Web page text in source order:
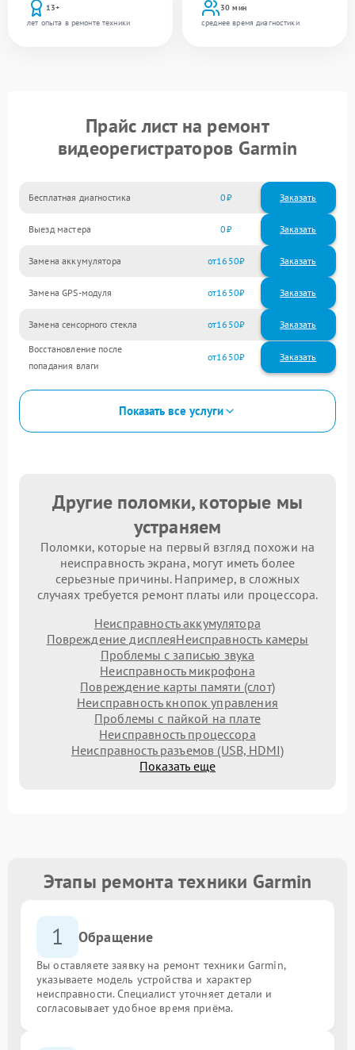
13+
лет опыта в ремонте техники
30 мин
среднее время диагностики
Прайс лист на ремонт
видеорегистраторов Garmin
Бесплатная диагностика 0 Заказать
Выезд мастера 0 Заказать
Замена аккумулятора 1650
Замена GPS-модуля 1650
Замена сенсорного стекла 1650
Восстановление после
попадания влаги
1650
Показать все услуги
Другие поломки, которые мы
устраняем
Поломки, которые на первый взгляд похожи на
неисправность экрана, могут иметь более
серьезные причины. Например, в сложных
случаях требуется ремонт платы или процессора.
Неисправность аккумулятора
Повреждение дисплеяНеисправность камеры
Проблемы с записью звука
Неисправность микрофона
Повреждение карты памяти (слот)
Неисправность кнопок управления
Проблемы с пайкой на плате
Неисправность процессора
Неисправность разъемов (USB, HDMI)
Показать еще
Этапы ремонта техники Garmin
1 Обращение
Вы оставляете заявку на ремонт техники Garmin,
указываете модель устройства и характер
неисправности. Специалист уточняет детали и
согласовывает удобное время приёма.